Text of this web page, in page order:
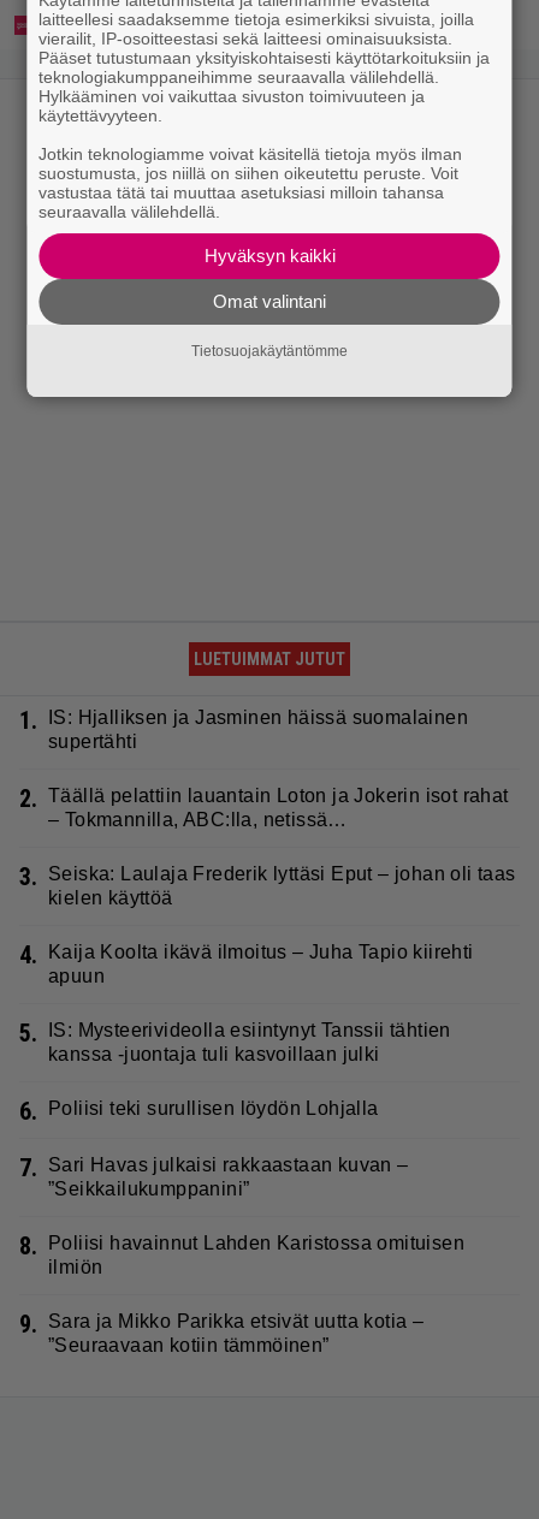
LUETUIMMAT JUTUT
1.
IS: Hjalliksen ja Jasminen häissä suomalainen
supertähti
2. Täällä pelattiin lauantain Loton ja Jokerin isot rahat
– Tokmannilla, ABC:lla, netissä…
3.
Seiska: Laulaja Frederik lyttäsi Eput – johan oli taas
kielen käyttöä
4.
Kaija Koolta ikävä ilmoitus – Juha Tapio kiirehti
apuun
5.
IS: Mysteerivideolla esiintynyt Tanssii tähtien
kanssa -juontaja tuli kasvoillaan julki
6. Poliisi teki surullisen löydön Lohjalla
7.
Sari Havas julkaisi rakkaastaan kuvan –
”Seikkailukumppanini”
8.
Poliisi havainnut Lahden Karistossa omituisen
ilmiön
9.
Sara ja Mikko Parikka etsivät uutta kotia –
”Seuraavaan kotiin tämmöinen”
laitteellesi saadaksemme tietoja esimerkiksi sivuista, joilla
vierailit, IP-osoitteestasi sekä laitteesi ominaisuuksista.
Pääset tutustumaan yksityiskohtaisesti käyttötarkoituksiin ja
teknologiakumppaneihimme seuraavalla välilehdellä.
Hylkääminen voi vaikuttaa sivuston toimivuuteen ja
käytettävyyteen.
Jotkin teknologiamme voivat käsitellä tietoja myös ilman
suostumusta, jos niillä on siihen oikeutettu peruste. Voit
vastustaa tätä tai muuttaa asetuksiasi milloin tahansa
seuraavalla välilehdellä.
Hyväksyn kaikki
Omat valintani
Tietosuojakäytäntömme